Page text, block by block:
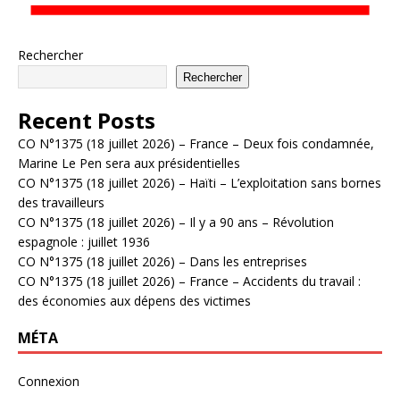
Rechercher
Rechercher
Recent Posts
CO N°1375 (18 juillet 2026) – France – Deux fois condamnée,
Marine Le Pen sera aux présidentielles
CO N°1375 (18 juillet 2026) – Haïti – L’exploitation sans bornes
des travailleurs
CO N°1375 (18 juillet 2026) – Il y a 90 ans – Révolution
espagnole : juillet 1936
CO N°1375 (18 juillet 2026) – Dans les entreprises
CO N°1375 (18 juillet 2026) – France – Accidents du travail :
des économies aux dépens des victimes
MÉTA
Connexion